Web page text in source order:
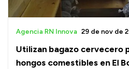
Utilizan bagazo cervecero
hongos comestibles en El
Agencia RN Innova 29 de nov de